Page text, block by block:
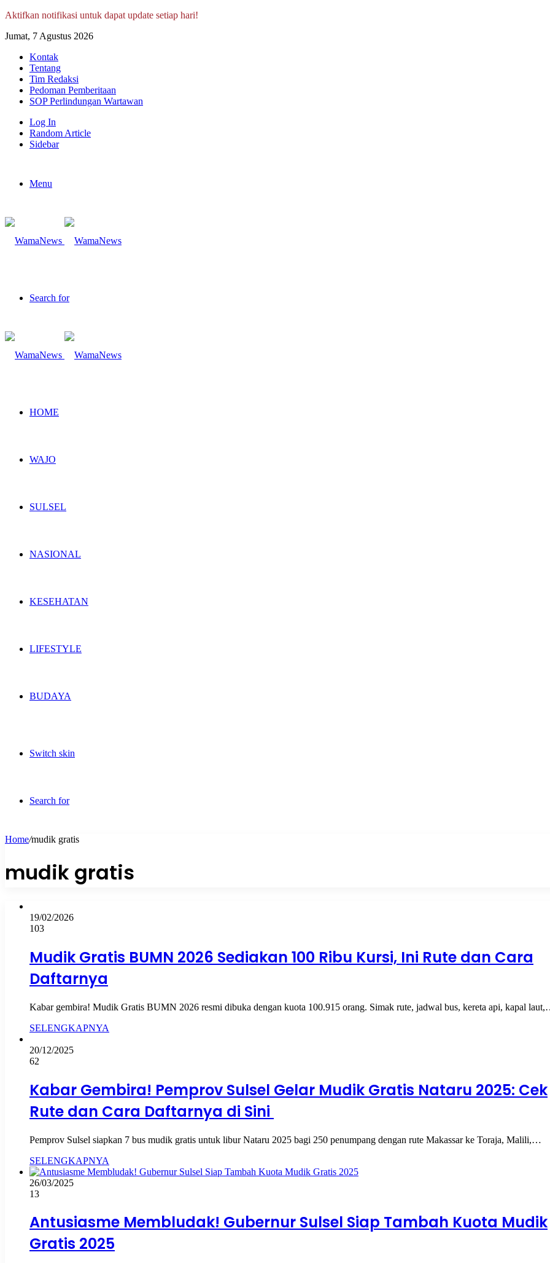
Aktifkan notifikasi untuk dapat update setiap hari!
Jumat, 7 Agustus 2026
Kontak
Tentang
Tim Redaksi
Pedoman Pemberitaan
SOP Perlindungan Wartawan
Log In
Random Article
Sidebar
Menu
Search for
HOME
WAJO
SULSEL
NASIONAL
KESEHATAN
LIFESTYLE
BUDAYA
Switch skin
Search for
Home/mudik gratis
mudik gratis
19/02/2026
103
Mudik Gratis BUMN 2026 Sediakan 100 Ribu Kursi, Ini Rute dan Cara
Daftarnya
Kabar gembira! Mudik Gratis BUMN 2026 resmi dibuka dengan kuota 100.915 orang. Simak rute, jadwal bus, kereta api, kapal
SELENGKAPNYA
20/12/2025
62
Kabar Gembira! Pemprov Sulsel Gelar Mudik Gratis Nataru 2025: Cek
Rute dan Cara Daftarnya di Sini
Pemprov Sulsel siapkan 7 bus mudik gratis untuk libur Nataru 2025 bagi 250 penumpang dengan rute Makassar ke Toraja, Malili,…
SELENGKAPNYA
26/03/2025
13
Antusiasme Membludak! Gubernur Sulsel Siap Tambah Kuota Mudik
Gratis 2025